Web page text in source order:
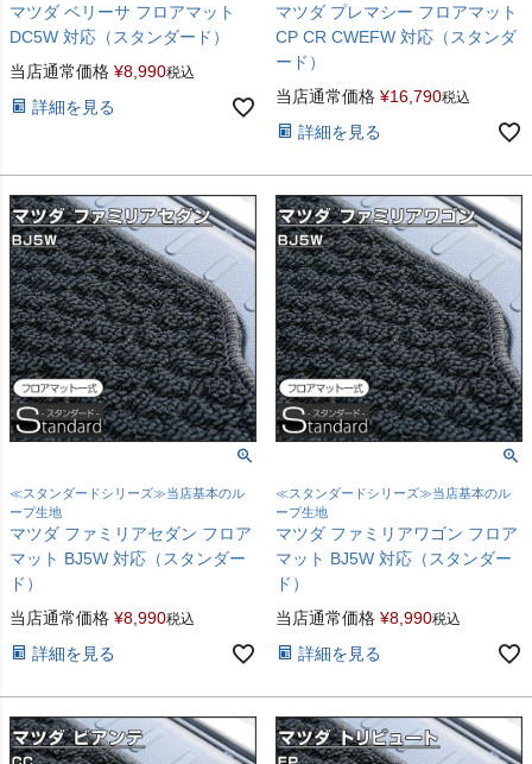
マツダ ベリーサ フロアマット
DC5W 対応（スタンダード）
当店通常価格 ¥8,990税込
詳細を見る
マツダ プレマシー フロアマット
CP CR CWEFW 対応（スタンダ
ード）
当店通常価格 ¥16,790税込
詳細を見る
≪スタンダードシリーズ≫当店基本のル
ープ生地
マツダ ファミリアセダン フロア
マット BJ5W 対応（スタンダー
ド）
当店通常価格 ¥8,990税込
詳細を見る
≪スタンダードシリーズ≫当店基本のル
ープ生地
マツダ ファミリアワゴン フロア
マット BJ5W 対応（スタンダー
ド）
当店通常価格 ¥8,990税込
詳細を見る